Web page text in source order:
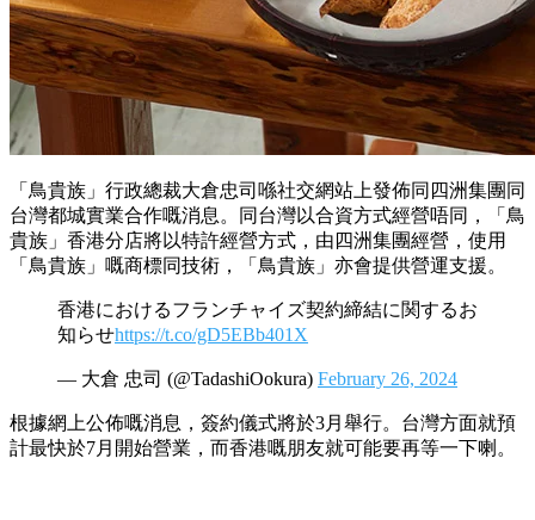
「鳥貴族」行政總裁大倉忠司喺社交網站上發佈同四洲集團同
台灣都城實業合作嘅消息。同台灣以合資方式經營唔同，「鳥
貴族」香港分店將以特許經營方式，由四洲集團經營，使用
「鳥貴族」嘅商標同技術，「鳥貴族」亦會提供營運支援。
香港におけるフランチャイズ契約締結に関するお
知らせhttps://t.co/gD5EBb401X
— 大倉 忠司 (@TadashiOokura) February 26, 2024
根據網上公佈嘅消息，簽約儀式將於3月舉行。台灣方面就預
計最快於7月開始營業，而香港嘅朋友就可能要再等一下喇。